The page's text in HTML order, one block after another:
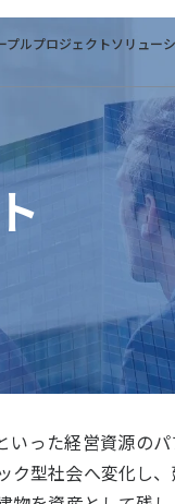
プルプロジェクトソリュー
った経営資源のパ
ク型社会へ変化し、